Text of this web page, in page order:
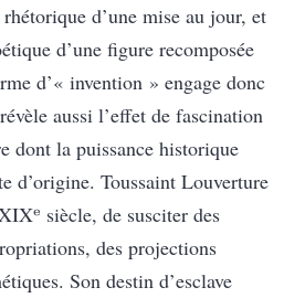
d’une mise au jour, et
d’une figure recomposée
d’« invention » engage donc
aussi l’effet de fascination
dont la puissance historique
d’origine. Toussaint Louverture
siècle, de susciter des
des projections
Son destin d’esclave